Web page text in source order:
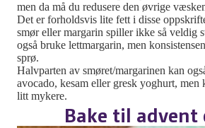
men da må du redusere den øvrige
Det er forholdsvis lite fett i disse
smør eller margarin spiller ikke så veldig
også bruke lettmargarin, men
sprø.
Halvparten av smøret/margarinen kan
avocado, kesam eller gresk yoghurt, men
litt mykere.
Bake til advent